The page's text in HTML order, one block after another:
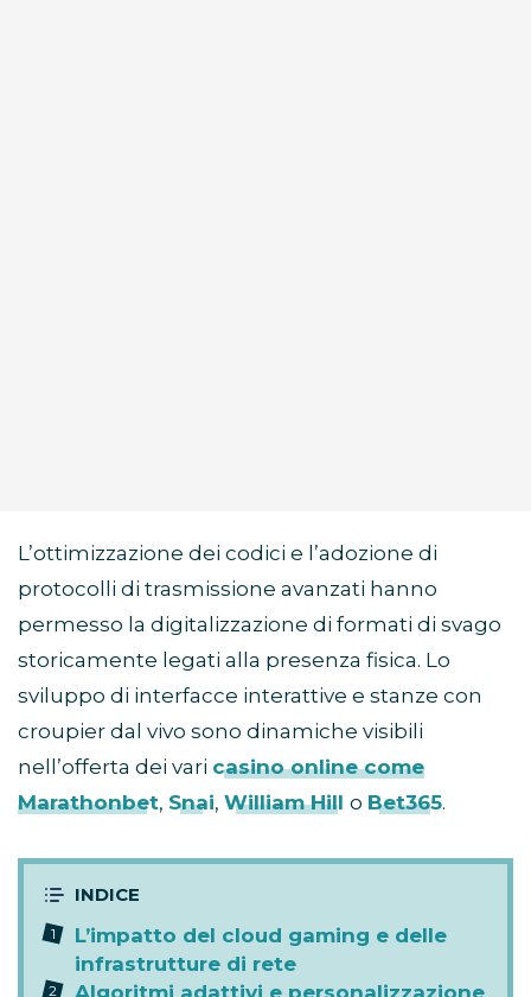
L’ottimizzazione dei codici e l’adozione di
protocolli di trasmissione avanzati hanno
permesso la digitalizzazione di formati di svago
storicamente legati alla presenza fisica. Lo
sviluppo di interfacce interattive e stanze con
croupier dal vivo sono dinamiche visibili
nell’offerta dei vari casino online come
Marathonbet, Snai, William Hill o Bet365.
L’impatto del cloud gaming e delle
infrastrutture di rete